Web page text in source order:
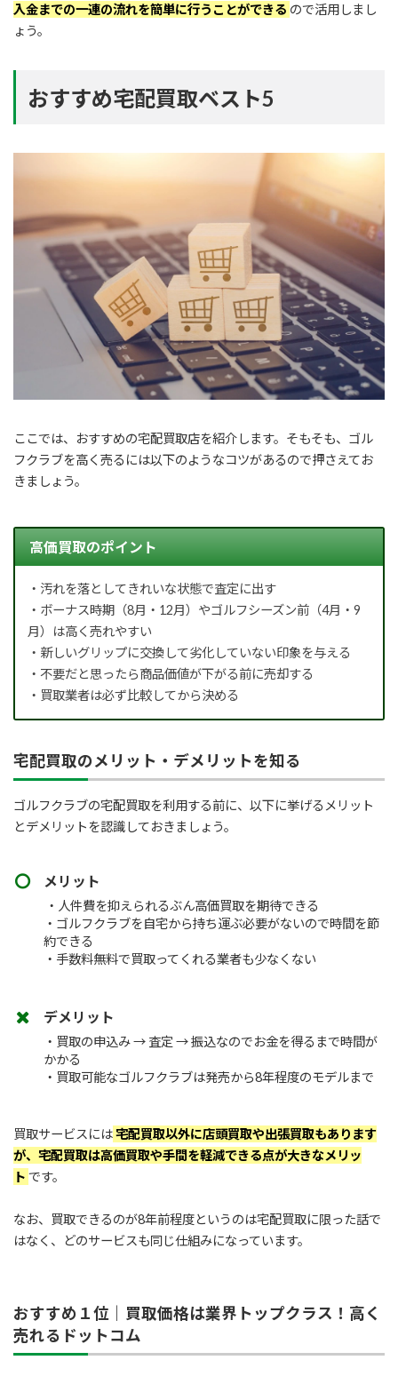
入金までの一連の流れを簡単に行うことができる ので活用しまし
ょう。
おすすめ宅配買取ベスト5
ここでは、おすすめの宅配買取店を紹介します。そもそも、ゴル
フクラブを高く売るには以下のようなコツがあるので押さえてお
きましょう。
高価買取のポイント
・汚れを落としてきれいな状態で査定に出す
・ボーナス時期（8月・12月）やゴルフシーズン前（4月・9
月）は高く売れやすい
・新しいグリップに交換して劣化していない印象を与える
・不要だと思ったら商品価値が下がる前に売却する
・買取業者は必ず比較してから決める
宅配買取のメリット・デメリットを知る
ゴルフクラブの宅配買取を利用する前に、以下に挙げるメリット
とデメリットを認識しておきましょう。
メリット
・人件費を抑えられるぶん高価買取を期待できる
・ゴルフクラブを自宅から持ち運ぶ必要がないので時間を節
約できる
・手数料無料で買取ってくれる業者も少なくない
デメリット
・買取の申込み → 査定 → 振込なのでお金を得るまで時間が
かかる
・買取可能なゴルフクラブは発売から8年程度のモデルまで
買取サービスには宅配買取以外に店頭買取や出張買取もあります
が、宅配買取は高価買取や手間を軽減できる点が大きなメリッ
ト です。
なお、買取できるのが8年前程度というのは宅配買取に限った話で
はなく、どのサービスも同じ仕組みになっています。
おすすめ１位｜買取価格は業界トップクラス！高く
売れるドットコム